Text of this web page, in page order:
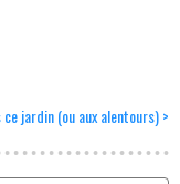
jardin (ou aux alentours) >